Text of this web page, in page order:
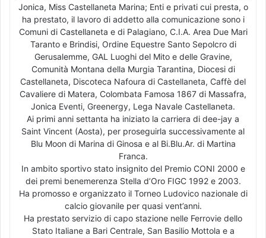
Jonica, Miss Castellaneta Marina; Enti e privati cui presta, o
ha prestato, il lavoro di addetto alla comunicazione sono i
Comuni di Castellaneta e di Palagiano, C.I.A. Area Due Mari
Taranto e Brindisi, Ordine Equestre Santo Sepolcro di
Gerusalemme, GAL Luoghi del Mito e delle Gravine,
Comunità Montana della Murgia Tarantina, Diocesi di
Castellaneta, Discoteca Nafoura di Castellaneta, Caffè del
Cavaliere di Matera, Colombata Famosa 1867 di Massafra,
Jonica Eventi, Greenergy, Lega Navale Castellaneta.
Ai primi anni settanta ha iniziato la carriera di dee-jay a
Saint Vincent (Aosta), per proseguirla successivamente al
Blu Moon di Marina di Ginosa e al Bi.Blu.Ar. di Martina
Franca.
In ambito sportivo stato insignito del Premio CONI 2000 e
dei premi benemerenza Stella d’Oro FIGC 1992 e 2003.
Ha promosso e organizzato il Torneo Ludovico nazionale di
calcio giovanile per quasi vent’anni.
Ha prestato servizio di capo stazione nelle Ferrovie dello
Stato Italiane a Bari Centrale, San Basilio Mottola e a